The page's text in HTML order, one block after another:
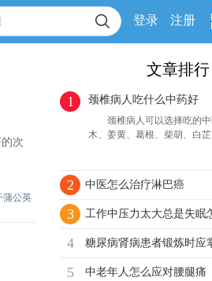
登录 注册
次
蒲公英
文章排行
1 颈椎病人吃什么中药好
颈椎病人可以选择吃的中
木、姜黄、葛根、柴胡、白
2 中医怎么治疗淋巴癌
3 工作中压力太大总是失眠
4 糖尿病肾病患者锻炼时应
5 中老年人怎么应对腰腿痛